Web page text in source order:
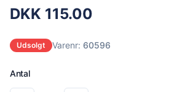
DKK 115.00
Udsolgt Varenr: 60596
Antal